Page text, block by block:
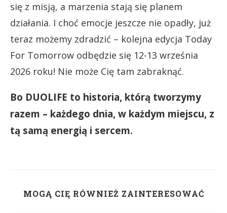
się z misją, a marzenia stają się planem
działania. I choć emocje jeszcze nie opadły, już
teraz możemy zdradzić – kolejna edycja Today
For Tomorrow odbędzie się 12-13 września
2026 roku! Nie może Cię tam zabraknąć.
Bo DUOLIFE to historia, którą tworzymy
razem – każdego dnia, w każdym miejscu, z
tą samą energią i sercem.
MOGĄ CIĘ RÓWNIEŻ ZAINTERESOWAĆ